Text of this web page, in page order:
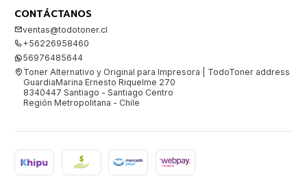
CONTÁCTANOS
ventas@todotoner.cl
+56226958460
56976485644
Toner Alternativo y Original para Impresora | TodoToner address
GuardiaMarina Ernesto Riquelme 270
8340447 Santiago - Santiago Centro
Región Metropolitana - Chile